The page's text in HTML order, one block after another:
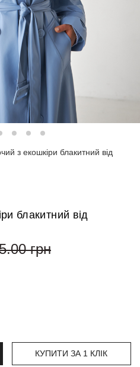
з екошкіри блакитний від
блакитний від
грн
КУПИТИ ЗА 1 КЛIК